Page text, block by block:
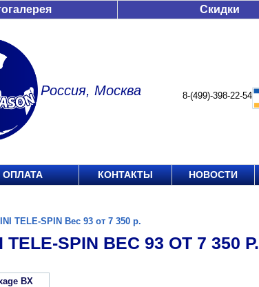
Скидки
Россия, Москва 8-(499)-398-22-54
ОПЛАТА КОНТАКТЫ НОВОСТИ
TELE-SPIN Вес 93 от 7 350 р.
TELE-SPIN ВЕС 93 ОТ 7 350 Р.
BX